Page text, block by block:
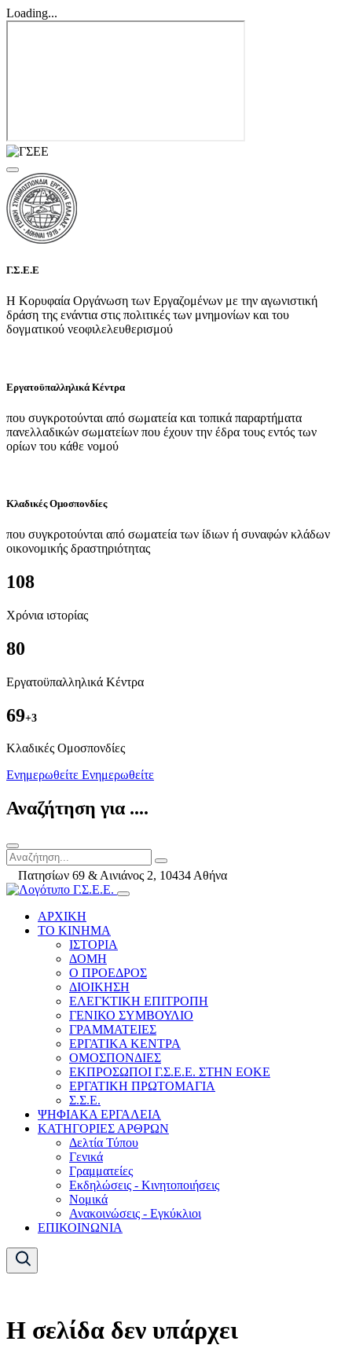
Loading...
Γ.Σ.Ε.Ε
Η Κορυφαία Οργάνωση των Εργαζομένων με την αγωνιστική
δράση της ενάντια στις πολιτικές των μνημονίων και του
δογματικού νεοφιλελευθερισμού
Εργατοϋπαλληλικά Κέντρα
που συγκροτούνται από σωματεία και τοπικά παραρτήματα
πανελλαδικών σωματείων που έχουν την έδρα τους εντός των
ορίων του κάθε νομού
Κλαδικές Ομοσπονδίες
που συγκροτούνται από σωματεία των ίδιων ή συναφών κλάδων
οικονομικής δραστηριότητας
108
Χρόνια ιστορίας
80
Εργατοϋπαλληλικά Κέντρα
69+3
Kλαδικές Ομοσπονδίες
Ενημερωθείτε Ενημερωθείτε
Αναζήτηση για ....
Πατησίων 69 & Αινιάνος 2, 10434 Αθήνα
ΑΡΧΙΚΗ
ΤΟ ΚΙΝΗΜΑ
ΙΣΤΟΡΙΑ
ΔΟΜΗ
Ο ΠΡΟΕΔΡΟΣ
ΔΙΟΙΚΗΣΗ
ΕΛΕΓΚΤΙΚΗ ΕΠΙΤΡΟΠΗ
ΓΕΝΙΚΟ ΣΥΜΒΟΥΛΙΟ
ΓΡΑΜΜΑΤΕΙΕΣ
ΕΡΓΑΤΙΚΑ ΚΕΝΤΡΑ
ΟΜΟΣΠΟΝΔΙΕΣ
ΕΚΠΡΟΣΩΠΟΙ Γ.Σ.Ε.Ε. ΣΤΗΝ ΕΟΚΕ
ΕΡΓΑΤΙΚΗ ΠΡΩΤΟΜΑΓΙΑ
Σ.Σ.Ε.
ΨΗΦΙΑΚΑ ΕΡΓΑΛΕΙΑ
ΚΑΤΗΓΟΡΙΕΣ ΑΡΘΡΩΝ
Δελτία Τύπου
Γενικά
Γραμματείες
Εκδηλώσεις - Κινητοποιήσεις
Νομικά
Ανακοινώσεις - Εγκύκλιοι
ΕΠΙΚΟΙΝΩΝΙΑ
Η σελίδα δεν υπάρχει